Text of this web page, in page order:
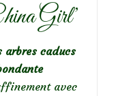
Girl’
arbres caducs
avec